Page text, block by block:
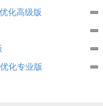
化高级版
化专业版